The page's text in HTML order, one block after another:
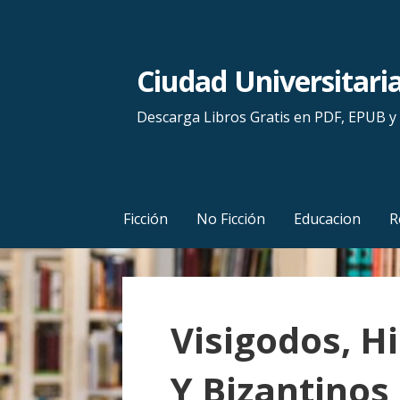
n
t
e
n
i
d
Ciudad
Descarga Libros Gratis en PDF, EPUB y
Ficción No Ficción Educacion
Visigodos,
Y Bizantinos